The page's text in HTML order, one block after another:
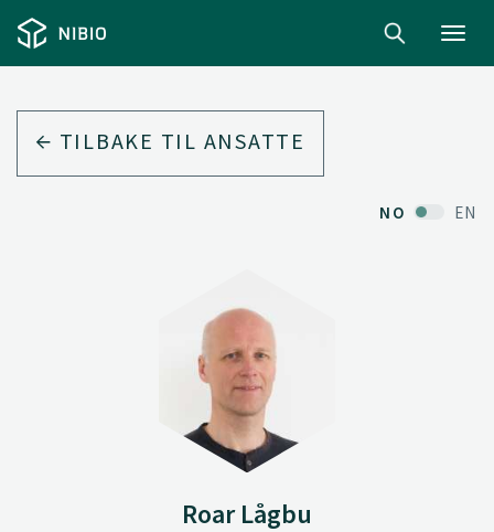
TILBAKE TIL ANSATTE
NO EN
Roar Lågbu